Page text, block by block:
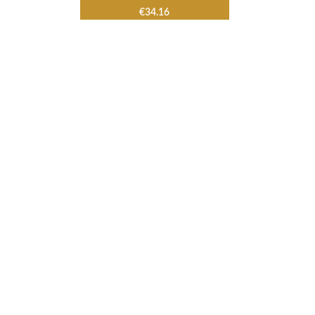
€34.16